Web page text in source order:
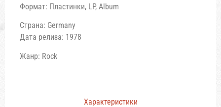
Характеристики
Формат: Пластинки, LP, Album
Страна: Germany
Дата релиза: 1978
Жанр: Rock